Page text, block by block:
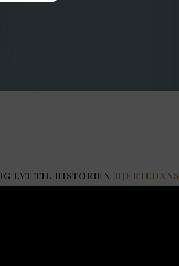
LYT TIL HISTORIEN HJERTEDANS